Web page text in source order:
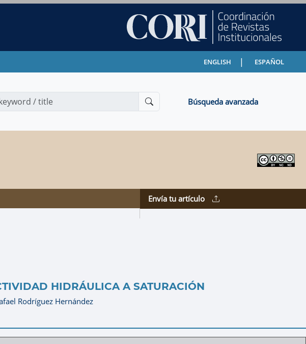
ENGLISH | ESPAÑOL
Búsqueda avanzada
Envía tu artículo
HIDRÁULICA A SATURACIÓN
Rodríguez Hernández